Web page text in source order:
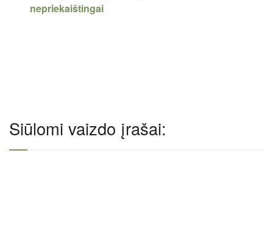
nepriekaištingai
Siūlomi vaizdo įrašai: